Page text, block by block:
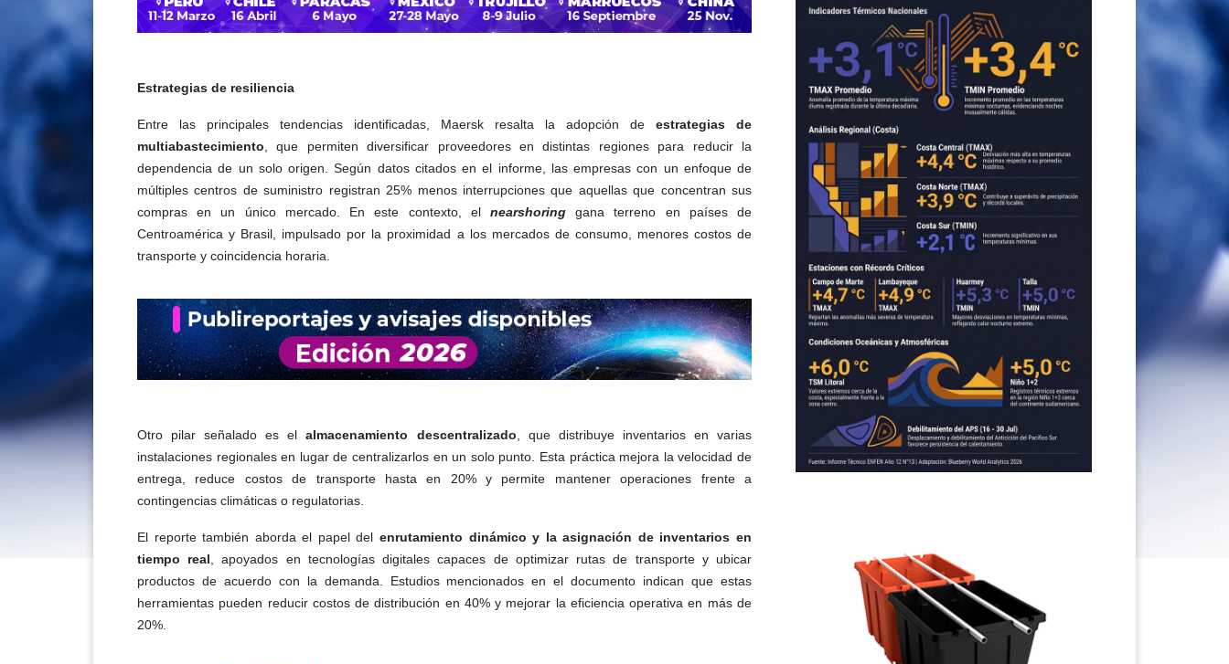
Estrategias de resiliencia
Entre las principales tendencias identificadas, Maersk resalta la adopción de estrategias de
multiabastecimiento, que permiten diversificar proveedores en distintas regiones para reducir la
dependencia de un solo origen. Según datos citados en el informe, las empresas con un enfoque de
múltiples centros de suministro registran 25% menos interrupciones que aquellas que concentran sus
compras en un único mercado. En este contexto, el nearshoring
gana terreno en países de
Centroamérica y Brasil, impulsado por la proximidad a los mercados de consumo, menores costos de
transporte y coincidencia horaria.
Otro pilar señalado es elalmacenamiento descentralizado , que distribuye inventarios en varias
instalaciones regionales en lugar de centralizarlos en un solo punto. Esta práctica mejora la velocidad de
entrega, reduce costos de transporte hasta en 20% y permite mantener operaciones frente a
contingencias climáticas o regulatorias.
El reporte también aborda el papel del enrutamiento dinámico y la asignación de inventarios en
tiempo real , apoyados en tecnologías digitales capaces de optimizar rutas de transporte y ubicar
productos de acuerdo con la demanda. Estudios mencionados en el documento indican que estas
herramientas pueden reducir costos de distribución en 40% y mejorar la eficiencia operativa en más de
20%.